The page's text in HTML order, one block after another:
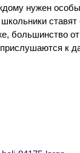
нужен
большинство
к